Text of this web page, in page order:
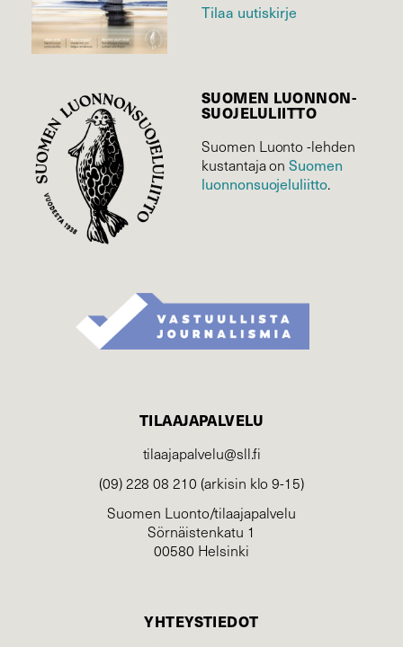
Tilaa uutiskirje
SUOMEN LUONNON­
SUOJELU­LIITTO
Suomen Luonto -lehden
kustantaja onSuomen
luonnonsuojelu­liitto.
TILAAJAPALVELU
tilaajapalvelu@sll.fi
(09) 228 08 210 (arkisin klo 9-15)
Suomen Luonto/tilaajapalvelu
Sörnäistenkatu 1
00580 Helsinki
YHTEYSTIEDOT